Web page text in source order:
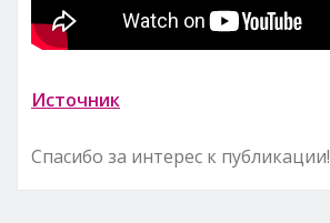
Источник
Спасибо за интерес к публикации!